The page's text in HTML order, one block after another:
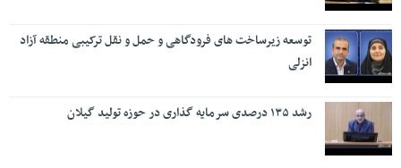
توسعه زیرساخت های فرودگاهی و حمل و نقل ترکیبی منطقه آزاد
انزلی
رشد ۱۳۵ درصدی سرمایه گذاری در حوزه تولید گیلان